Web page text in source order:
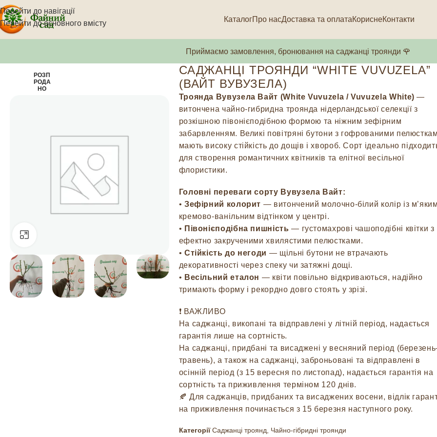
Перейти до навігації
Перейти до основного вмісту
КаталогПро насДоставка та оплатаКориснеКонтакти
Приймаємо замовлення, бронювання на саджанці троянди 🌹
РОЗП
РОДА
НО
САДЖАНЦІ ТРОЯНДИ “WHITE VUVUZELA”
(ВАЙТ ВУВУЗЕЛА)
Троянда Вувузела Вайт (White Vuvuzela / Vuvuzela White) —
витончена чайно-гибридна троянда нідерландської селекції з
розкішною півонієподібною формою та ніжним зефірним
забарвленням. Великі повітряні бутони з гофрованими
мають високу стійкість до дощів і хвороб. Сорт ідеально
для створення романтичних квітників та елітної весільної
флористики.
Головні переваги сорту Вувузела Вайт:
• Зефірний колорит — витончений молочно-білий колір із
кремово-ванільним відтінком у центрі.
• Півонієподібна пишність — густомахрові чашоподібні квітки з
ефектно закрученими хвилястими пелюстками.
• Стійкість до негоди — щільні бутони не втрачають
декоративності через спеку чи затяжні дощі.
• Весільний еталон — квіти повільно відкриваються, надійно
тримають форму і рекордно довго стоять у зрізі.
❗️ ВАЖЛИВО
На саджанці, викопані та відправлені у літній період, надається
гарантія лише на сортність.
На саджанці, придбані та висаджені у весняний період
травень), а також на саджанці, заброньовані та відправлені в
осінній період (з 15 вересня по листопад), надається гарантія на
сортність та приживлення терміном 120 днів.
🍂 Для саджанців, придбаних та висаджених восени, відлік
на приживлення починається з 15 березня наступного року.
Категорії Саджанці троянд Чайно-гібридні троянди